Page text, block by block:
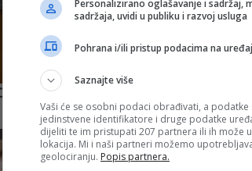
Personalizirano oglašavanje i sadržaj,
sadržaja, uvidi u publiku i razvoj usluga
Pohrana i/ili pristup podacima na
Saznajte više
Vaši će se osobni podaci obrađivati, a podatke
jedinstvene identifikatore i druge podatke
dijeliti te im pristupati 207 partnera ili ih može
lokacija. Mi i naši partneri možemo
geolociranju. Popis partnera.